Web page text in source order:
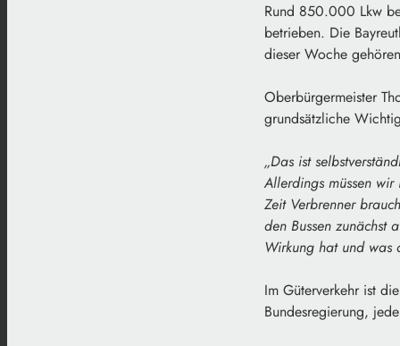
Rund 850.000 Lkw
betrieben. Die
dieser Woche
Oberbürgermeister
grundsätzliche
„Das ist
Allerdings müssen
Zeit Verbrenner
den Bussen zunächst
Wirkung hat und was
Im Güterverkehr ist
Bundesregierung,